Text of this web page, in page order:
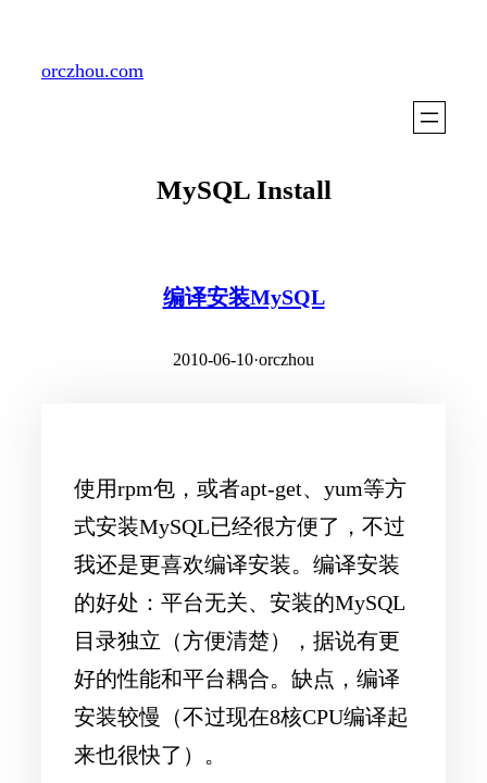
orczhou.com
MySQL Install
编译安装MySQL
2010-06-10·orczhou
使用rpm包，或者apt-get、yum等方
式安装MySQL已经很方便了，不过
我还是更喜欢编译安装。编译安装
的好处：平台无关、安装的MySQL
目录独立（方便清楚），据说有更
好的性能和平台耦合。缺点，编译
安装较慢（不过现在8核CPU编译起
来也很快了）。